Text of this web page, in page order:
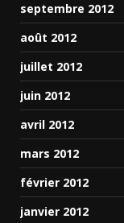
septembre 2012
août 2012
juillet 2012
juin 2012
avril 2012
mars 2012
février 2012
janvier 2012